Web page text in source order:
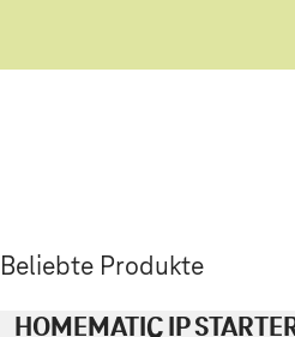
Beliebte Produkte
HOMEMATIC IP